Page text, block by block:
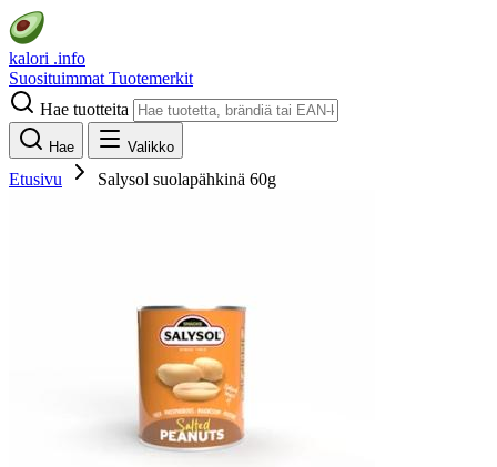
kalori .info
Suosituimmat Tuotemerkit
Hae tuotteita
Hae Valikko
Etusivu Salysol suolapähkinä 60g